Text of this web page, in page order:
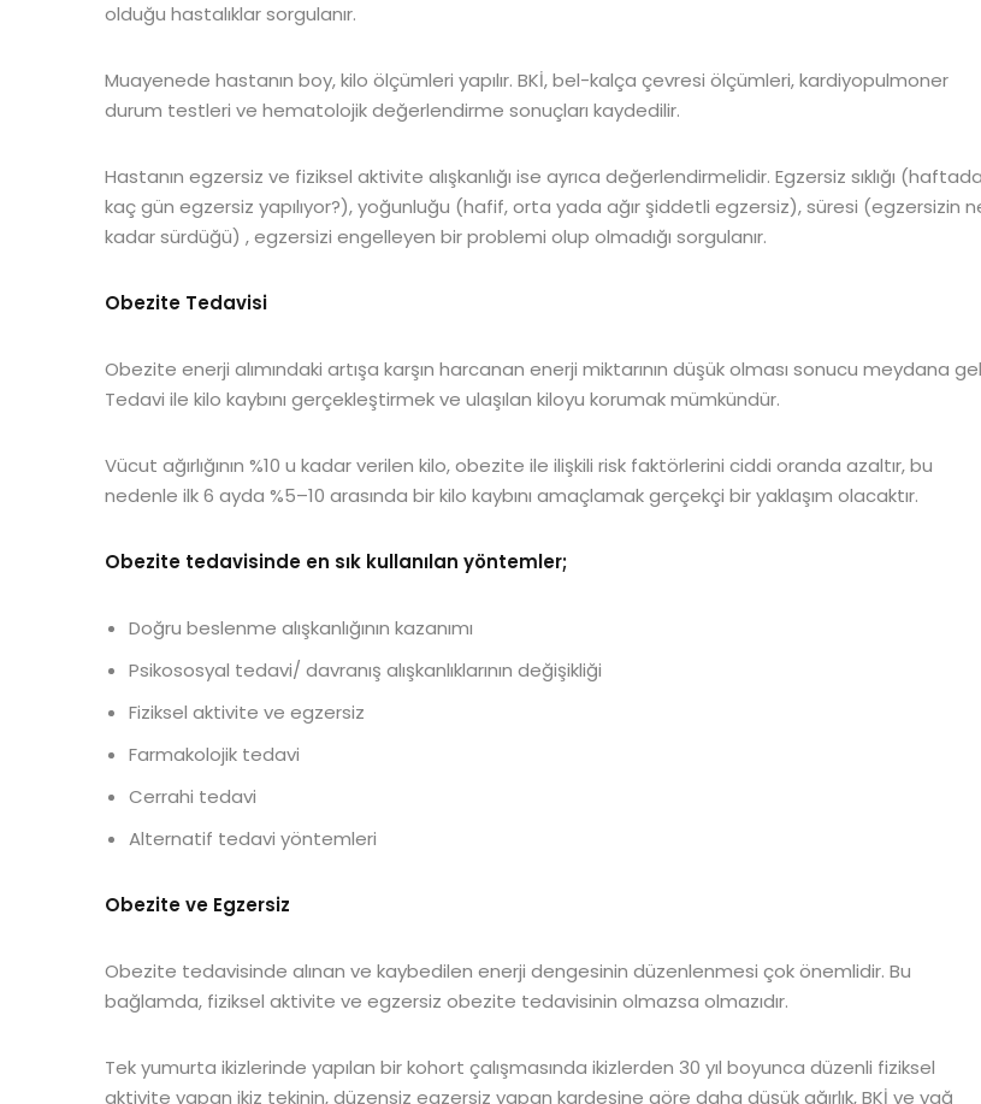
olduğu hastalıklar sorgulanır.
Muayenede hastanın boy, kilo ölçümleri yapılır. BKİ, bel-kalça çevresi ölçümleri, kardiyopulmoner
durum testleri ve hematolojik değerlendirme sonuçları kaydedilir.
Hastanın egzersiz ve fiziksel aktivite alışkanlığı ise ayrıca değerlendirmelidir. Egzersiz sıklığı (haftada
kaç gün egzersiz yapılıyor?), yoğunluğu (hafif, orta yada ağır şiddetli egzersiz), süresi (egzersizin
kadar sürdüğü) , egzersizi engelleyen bir problemi olup olmadığı sorgulanır.
Obezite Tedavisi
Obezite enerji alımındaki artışa karşın harcanan enerji miktarının düşük olması sonucu meydana
Tedavi ile kilo kaybını gerçekleştirmek ve ulaşılan kiloyu korumak mümkündür.
Vücut ağırlığının %10 u kadar verilen kilo, obezite ile ilişkili risk faktörlerini ciddi oranda azaltır, bu
nedenle ilk 6 ayda %5–10 arasında bir kilo kaybını amaçlamak gerçekçi bir yaklaşım olacaktır.
Obezite tedavisinde en sık kullanılan yöntemler;
Doğru beslenme alışkanlığının kazanımı
Psikososyal tedavi/ davranış alışkanlıklarının değişikliği
Fiziksel aktivite ve egzersiz
Farmakolojik tedavi
Cerrahi tedavi
Alternatif tedavi yöntemleri
Obezite ve Egzersiz
Obezite tedavisinde alınan ve kaybedilen enerji dengesinin düzenlenmesi çok önemlidir. Bu
bağlamda, fiziksel aktivite ve egzersiz obezite tedavisinin olmazsa olmazıdır.
Tek yumurta ikizlerinde yapılan bir kohort çalışmasında ikizlerden 30 yıl boyunca düzenli fiziksel
aktivite yapan ikiz tekinin, düzensiz egzersiz yapan kardeşine göre daha düşük ağırlık, BKİ ve yağ